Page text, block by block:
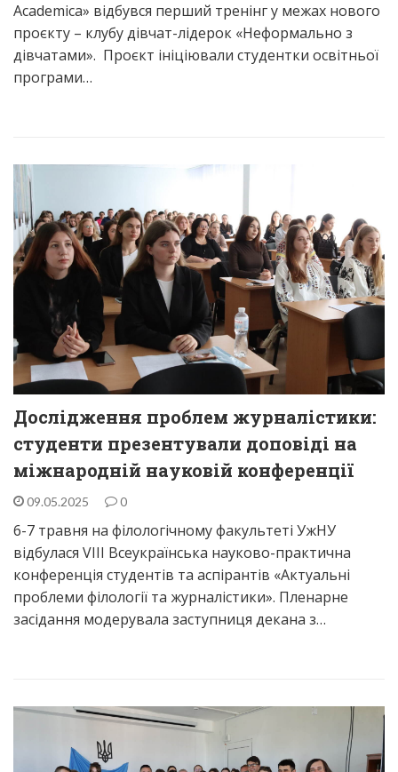
Academica» відбувся перший тренінг у межах нового
проєкту – клубу дівчат-лідерок «Неформально з
дівчатами». Проєкт ініціювали студентки освітньої
програми…
Дослідження проблем журналістики:
студенти презентували доповіді на
міжнародній науковій конференції
09.05.2025 0
6-7 травня на філологічному факультеті УжНУ
відбулася VIII Всеукраїнська науково-практична
конференція студентів та аспірантів «Актуальні
проблеми філології та журналістики». Пленарне
засідання модерувала заступниця декана з…